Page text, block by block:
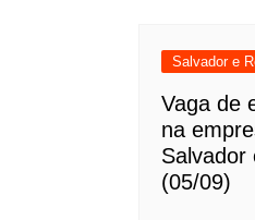
Salvador e
Vaga de
na
Salvador
(05/09)